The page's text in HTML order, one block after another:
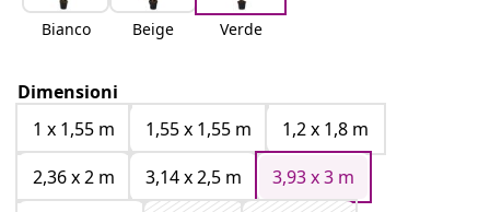
Bianco Beige Verde
Dimensioni
1 x 1,55 m
1,55 x 1,55 m
1,2 x 1,8 m
2,36 x 2 m
3,14 x 2,5 m
3,93 x 3 m